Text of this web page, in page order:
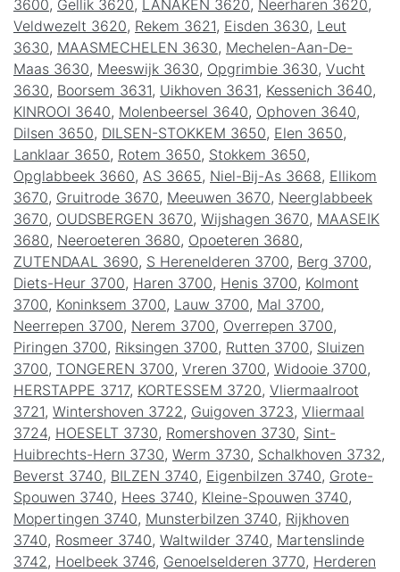
3600, Gellik 3620, LANAKEN 3620, Neerharen 3620,
Veldwezelt 3620, Rekem 3621, Eisden 3630, Leut
3630, MAASMECHELEN 3630, Mechelen-Aan-De-
Maas 3630, Meeswijk 3630, Opgrimbie 3630, Vucht
3630, Boorsem 3631, Uikhoven 3631, Kessenich 3640,
KINROOI 3640, Molenbeersel 3640, Ophoven 3640,
Dilsen 3650, DILSEN-STOKKEM 3650, Elen 3650,
Lanklaar 3650, Rotem 3650, Stokkem 3650,
Opglabbeek 3660, AS 3665, Niel-Bij-As 3668, Ellikom
3670, Gruitrode 3670, Meeuwen 3670, Neerglabbeek
3670, OUDSBERGEN 3670, Wijshagen 3670, MAASEIK
3680, Neeroeteren 3680, Opoeteren 3680,
ZUTENDAAL 3690, S Herenelderen 3700, Berg 3700,
Diets-Heur 3700, Haren 3700, Henis 3700, Kolmont
3700, Koninksem 3700, Lauw 3700, Mal 3700,
Neerrepen 3700, Nerem 3700, Overrepen 3700,
Piringen 3700, Riksingen 3700, Rutten 3700, Sluizen
3700, TONGEREN 3700, Vreren 3700, Widooie 3700,
HERSTAPPE 3717, KORTESSEM 3720, Vliermaalroot
3721, Wintershoven 3722 , Guigoven 3723, Vliermaal
3724, HOESELT 3730, Romershoven 3730, Sint-
Huibrechts-Hern 3730, Werm 3730, Schalkhoven 3732 ,
Beverst 3740, BILZEN 3740, Eigenbilzen 3740, Grote-
Spouwen 3740, Hees 3740, Kleine-Spouwen 3740,
Mopertingen 3740, Munsterbilzen 3740, Rijkhoven
3740, Rosmeer 3740, Waltwilder 3740, Martenslinde
3742 , Hoelbeek 3746, Genoelselderen 3770, Herderen